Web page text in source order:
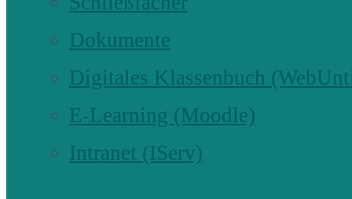
Dokumente
Digitales Klassenbuch
E-Learning (Moodle)
Intranet (IServ)